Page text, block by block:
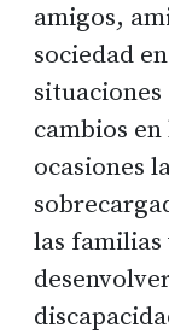
amigos,
sociedad
cambios
ocasiones
las familias